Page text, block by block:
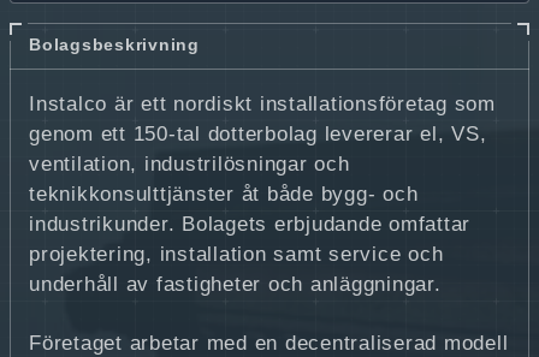
Bolagsbeskrivning
Instalco är ett nordiskt installationsföretag som
genom ett 150-tal dotterbolag levererar el, VS,
ventilation, industrilösningar och
teknikkonsulttjänster åt både bygg- och
industrikunder. Bolagets erbjudande omfattar
projektering, installation samt service och
underhåll av fastigheter och anläggningar.
Företaget arbetar med en decentraliserad modell